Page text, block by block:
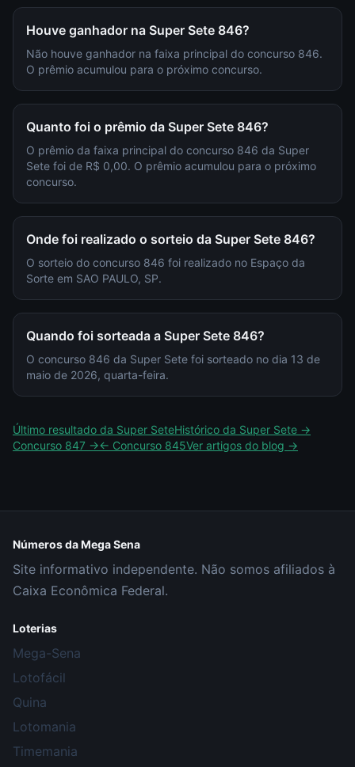
Houve ganhador na Super Sete 846?
Não houve ganhador na faixa principal do concurso 846.
O prêmio acumulou para o próximo concurso.
Quanto foi o prêmio da Super Sete 846?
O prêmio da faixa principal do concurso 846 da Super
Sete foi de R$ 0,00. O prêmio acumulou para o próximo
concurso.
Onde foi realizado o sorteio da Super Sete 846?
O sorteio do concurso 846 foi realizado no Espaço da
Sorte em SAO PAULO, SP.
Quando foi sorteada a Super Sete 846?
O concurso 846 da Super Sete foi sorteado no dia 13 de
maio de 2026, quarta-feira.
Último resultado da Super SeteHistórico da Super Sete →
Concurso 847 →← Concurso 845Ver artigos do blog →
Números da Mega Sena
Site informativo independente. Não somos afiliados à
Caixa Econômica Federal.
Loterias
Mega-Sena
Lotofácil
Quina
Lotomania
Timemania